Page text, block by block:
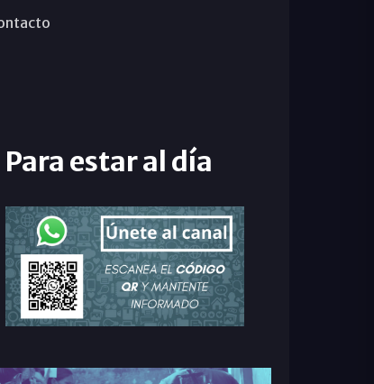
Para estar al día